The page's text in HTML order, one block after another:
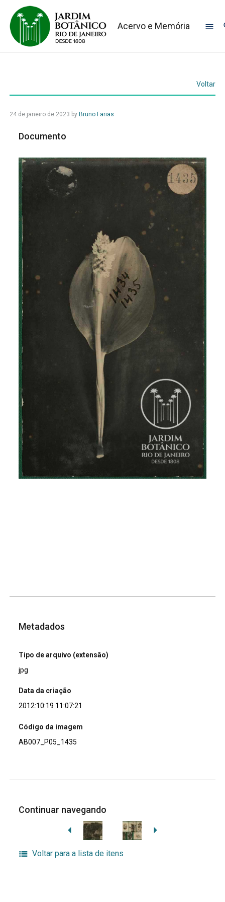
Acervo e Memória
Voltar
24 de janeiro de 2023 by Bruno Farias
Documento
Metadados
Tipo de arquivo (extensão)
jpg
Data da criação
2012:10:19 11:07:21
Código da imagem
AB007_P05_1435
Continuar navegando
Voltar para a lista de itens